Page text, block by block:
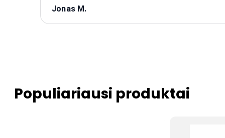
Jonas M.
Populiariausi produktai